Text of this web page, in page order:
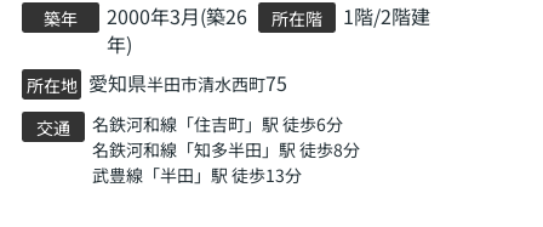
築年
2000年3月(築26
年)
所在階 1階/2階建
所在地 愛知県半田市清水西町75
交通 名鉄河和線 「住吉町」駅 徒歩6分
名鉄河和線 「知多半田 」駅 徒歩8分
武豊線 「半田 」駅 徒歩13分